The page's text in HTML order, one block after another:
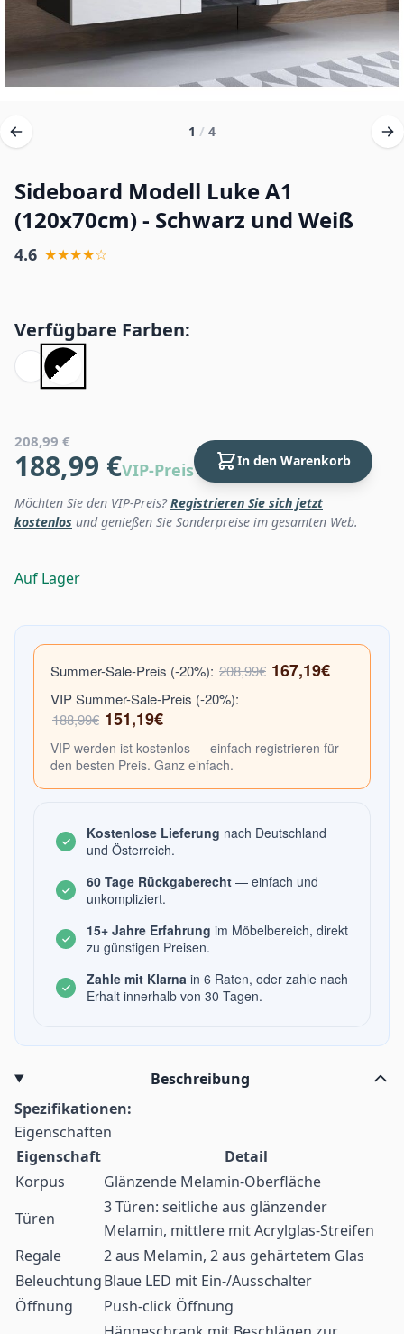
1 / 4
Sideboard Modell Luke A1
(120x70cm) - Schwarz und Weiß
4.6 ★★★★☆
Verfügbare Farben:
208,99 €
188,99 €VIP-Preis In den Warenkorb
Möchten Sie den VIP-Preis?Registrieren Sie sich jetzt
kostenlos und genießen Sie Sonderpreise im gesamten Web.
Auf Lager
Summer-Sale-Preis (-20%): 208,99€ 167,19€
VIP Summer-Sale-Preis (-20%):
188,99€ 151,19€
VIP werden ist kostenlos — einfach registrieren für
den besten Preis. Ganz einfach.
Kostenlose Lieferung nach Deutschland
und Österreich.
60 Tage Rückgaberecht — einfach und
unkompliziert.
15+ Jahre Erfahrung im Möbelbereich, direkt
zu günstigen Preisen.
Zahle mit Klarna in 6 Raten, oder zahle nach
Erhalt innerhalb von 30 Tagen.
Beschreibung
Spezifikationen:
Eigenschaften
Eigenschaft
Detail
Korpus
Glänzende Melamin-Oberfläche
Türen
3 Türen: seitliche aus glänzender
Melamin, mittlere mit Acrylglas-Streifen
Regale
2 aus Melamin, 2 aus gehärtetem Glas
BeleuchtungBlaue LED mit Ein-/Ausschalter
Öffnung
Push-click Öffnung